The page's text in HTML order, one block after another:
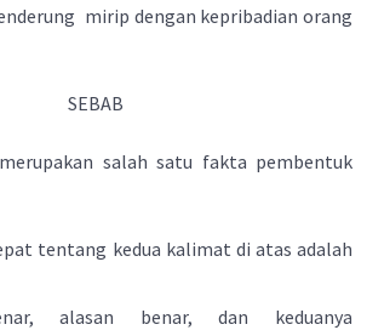
mirip dengan kepribadian orang
SEBAB
salah satu fakta pembentuk
tentang kedua kalimat di atas adalah
alasan benar, dan keduanya